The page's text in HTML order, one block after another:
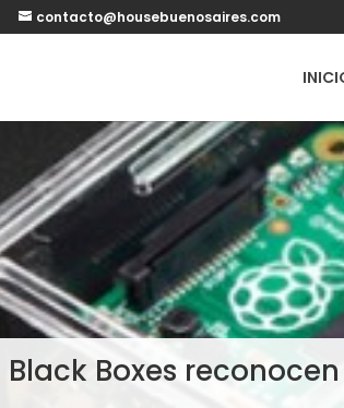
contacto@housebuenosaires.com
Black Boxes